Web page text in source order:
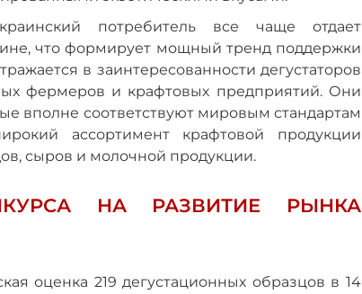
потребитель все чаще отдает
что формирует мощный тренд поддержки
в заинтересованности дегустаторов
фермеров и крафтовых предприятий. Они
вполне соответствуют мировым стандартам
ассортимент крафтовой продукции
сыров и молочной продукции.
НА РАЗВИТИЕ РЫНКА
оценка 219 дегустационных образцов в 14